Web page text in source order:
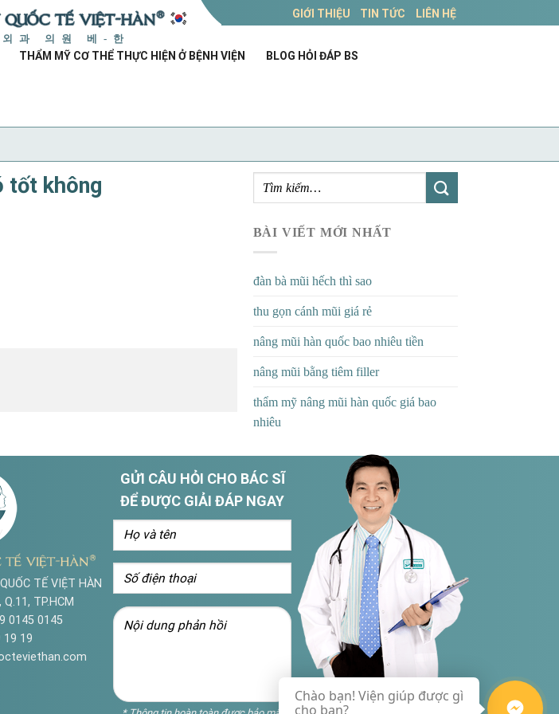
과 의원 베-한
GIỚI THIỆU TIN TỨC LIÊN HỆ
THẨM MỸ CƠ THỂ THỰC HIỆN Ở BỆNH VIỆN BLOG HỎI ĐÁP BS
tốt không
BÀI VIẾT MỚI NHẤT
đàn bà mũi hếch thì sao
thu gọn cánh mũi giá rẻ
nâng mũi hàn quốc bao nhiêu tiền
nâng mũi bằng tiêm filler
thẩm mỹ nâng mũi hàn quốc giá bao
nhiêu
TẾ VIỆT HÀN
TP.HCM
0145 0145
19 19
GỬI CÂU HỎI CHO BÁC SĨ
ĐỂ ĐƯỢC GIẢI ĐÁP NGAY
Chào bạn! Viện giúp được gì
cho bạn?